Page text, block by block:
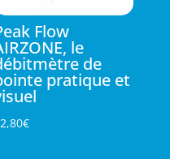
Flow
le
de
pratique et
€